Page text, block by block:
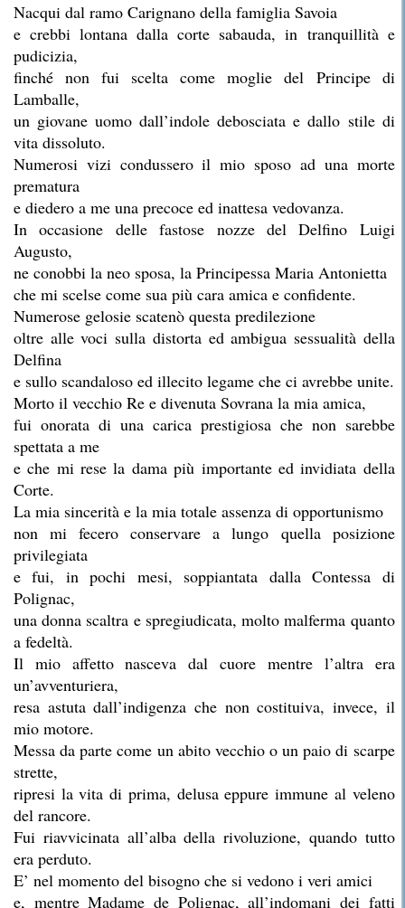
Nacqui dal ramo Carignano della famiglia Savoia
e crebbi lontana dalla corte sabauda, in tranquillità e
pudicizia,
finché non fui scelta come moglie del Principe di
Lamballe,
un giovane uomo dall’indole debosciata e dallo stile di
vita dissoluto.
Numerosi vizi condussero il mio sposo ad una morte
prematura
e diedero a me una precoce ed inattesa vedovanza.
In occasione delle fastose nozze del Delfino Luigi
Augusto,
ne conobbi la neo sposa, la Principessa Maria Antonietta
che mi scelse come sua più cara amica e confidente.
Numerose gelosie scatenò questa predilezione
oltre alle voci sulla distorta ed ambigua sessualità della
Delfina
e sullo scandaloso ed illecito legame che ci avrebbe unite.
Morto il vecchio Re e divenuta Sovrana la mia amica,
fui onorata di una carica prestigiosa che non sarebbe
spettata a me
e che mi rese la dama più importante ed invidiata della
Corte.
La mia sincerità e la mia totale assenza di opportunismo
non mi fecero conservare a lungo quella posizione
privilegiata
e fui, in pochi mesi, soppiantata dalla Contessa di
Polignac,
una donna scaltra e spregiudicata, molto malferma quanto
a fedeltà.
Il mio affetto nasceva dal cuore mentre l’altra era
un’avventuriera,
resa astuta dall’indigenza che non costituiva, invece, il
mio motore.
Messa da parte come un abito vecchio o un paio di scarpe
strette,
ripresi la vita di prima, delusa eppure immune al veleno
del rancore.
Fui riavvicinata all’alba della rivoluzione, quando tutto
era perduto.
E’ nel momento del bisogno che si vedono i veri amici
e, mentre Madame de Polignac, all’indomani dei fatti